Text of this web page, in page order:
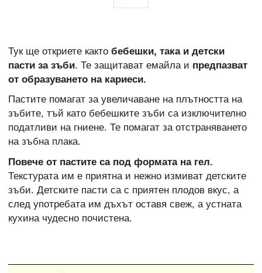
Тук ще откриете както бебешки, така и детски
пасти за зъби. Те защитават емайла и предпазват
от образуването на кариеси.
Пастите помагат за увеличаване на плътността на
зъбите, тъй като бебешките зъби са изключително
податливи на гниене. Те помагат за отстраняването
на зъбна плака.
Повече от пастите са под формата на гел.
Текстурата им е приятна и нежно измиват детските
зъби. Детските пасти са с приятен плодов вкус, а
след употребата им дъхът оставя свеж, а устната
кухина чудесно почистена.